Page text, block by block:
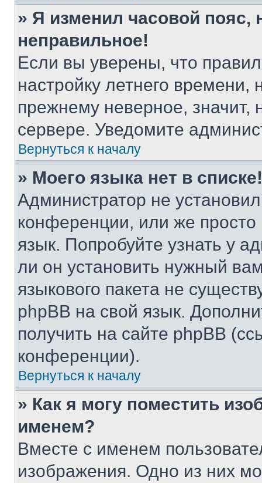
» Я изменил часовой пояс,
неправильное!
Если вы уверены, что
настройку летнего
прежнему неверное, значит,
сервере. Уведомите
Вернуться к началу
» Моего языка нет в списке!
Администратор не
конференции, или же
язык. Попробуйте узнать у
ли он установить нужный
языкового пакета не
phpBB на свой язык.
получить на сайте phpBB
конференции).
Вернуться к началу
» Как я могу поместить
именем?
Вместе с именем
изображения. Одно из них